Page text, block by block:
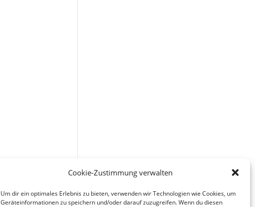
Cookie-Zustimmung verwalten
Um dir ein optimales Erlebnis zu bieten, verwenden wir Technologien wie Cookies, um
Geräteinformationen zu speichern und/oder darauf zuzugreifen. Wenn du diesen